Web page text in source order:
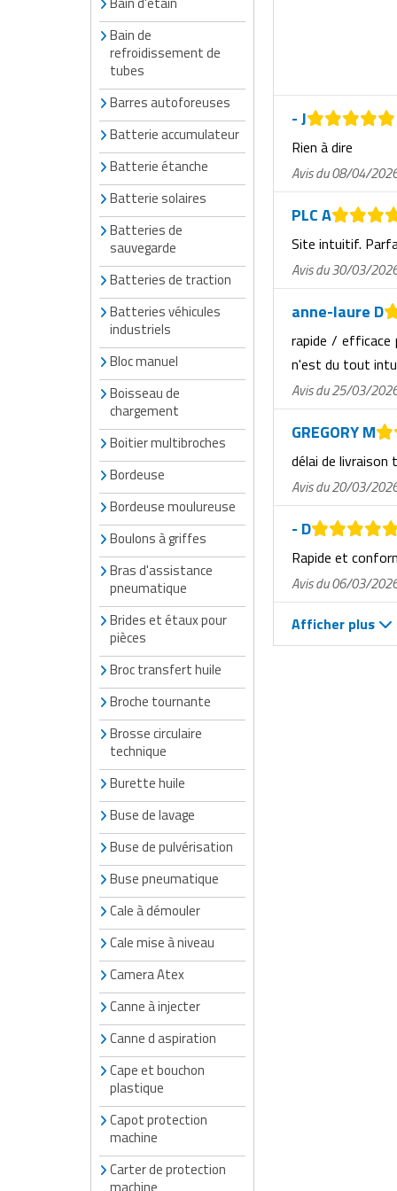
Matériel de musculation
Vêtement sportif
Rôtisserie professionnelle
Sautause professionnelle
Table de cuisson professionnelle
Tables de préparation réfrigérées
Ustensile de cuisine
Vaisselle restaurant
Vitrines réfrigérées
Bain de
refroidissement de
tubes
Barres autoforeuses
Batterie accumulateur
Batterie étanche
Batterie solaires
Batteries de
sauvegarde
Batteries de traction
Batteries véhicules
industriels
Bloc manuel
Boisseau de
chargement
Boitier multibroches
Bordeuse
Bordeuse moulureuse
Boulons à griffes
Bras d'assistance
pneumatique
Brides et étaux pour
pièces
Broc transfert huile
Broche tournante
Brosse circulaire
technique
Burette huile
Buse de lavage
Buse de pulvérisation
Buse pneumatique
Cale à démouler
Cale mise à niveau
Camera Atex
Canne à injecter
Canne d aspiration
Cape et bouchon
plastique
Capot protection
machine
Carter de protection
- J
Rien à dire
Avis du 08/04/
PLC A
Site intuitif.
Avis du 30/03/
anne-laure D
rapide / efficace
n'est du tout
Avis du 25/03/
GREGORY M
délai de livraison
Avis du 20/03/
- D
Rapide et
Avis du 06/03/
Afficher plus